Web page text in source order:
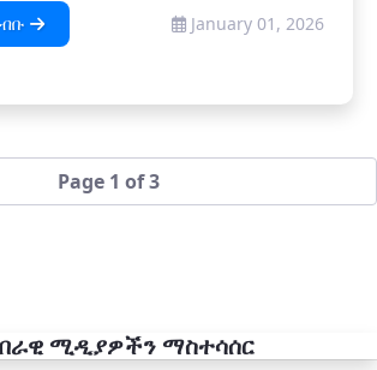
January 01, 2026
Page 1 of 3
ሚዲያዎችን ማስተሳሰር